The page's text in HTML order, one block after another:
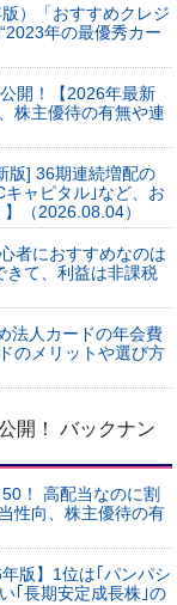
）「おすすめクレジ
年の最優秀カー
開！【2026年最新
株主優待の有無や連
版] 36期連続増配の
ャピタル｣など、お
（2026.08.04）
者におすすめなのは
きて、利益は非課税
法人カードの年会費
のメリットや選び方
開！ バックナン
！ 高配当なのに割
性向、株主優待の有
版】1位は｢パンパシ
｢長期安定成長株｣の